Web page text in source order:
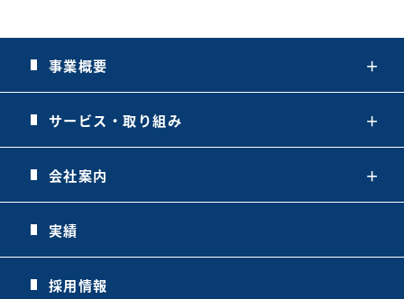
事業概要 ＋
サービス・取り組み ＋
会社案内 ＋
実績
採用情報